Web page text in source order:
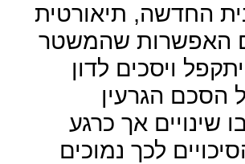
החדשה, תיאורטית
האפשרות שהמשטר
ויסכים לדון
הסכם הגרעין
שינויים אך כרגע
לכך נמוכים